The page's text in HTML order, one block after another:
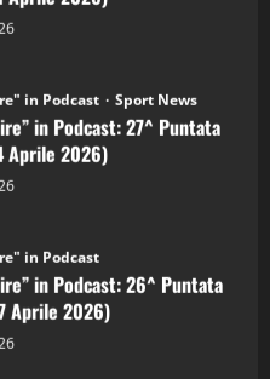
in Podcast: 27^ Puntata
Aprile 2026)
in Podcast: 26^ Puntata
Aprile 2026)